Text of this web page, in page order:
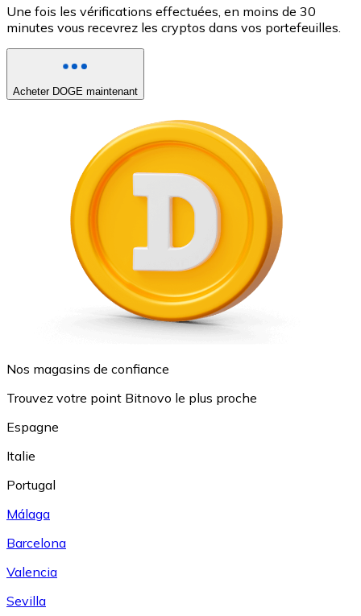
Une fois les vérifications effectuées, en moins de 30
minutes vous recevrez les cryptos dans vos portefeuilles.
Acheter DOGE maintenant
Nos magasins de confiance
Trouvez votre point Bitnovo le plus proche
Espagne
Italie
Portugal
Málaga
Barcelona
Valencia
Sevilla